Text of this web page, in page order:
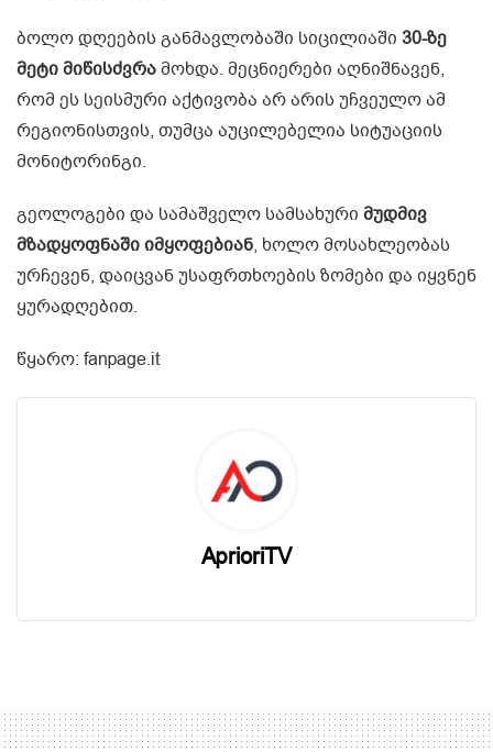
ბოლო დღეების განმავლობაში სიცილიაში 30-ზე
მეტი მიწისძვრამოხდა. მეცნიერები აღნიშნავენ,
რომ ეს სეისმური აქტივობა არ არის უჩვეულო ამ
რეგიონისთვის, თუმცა აუცილებელია სიტუაციის
მონიტორინგი.
გეოლოგები და სამაშველო სამსახური მუდმივ
მზადყოფნაში იმყოფებიან, ხოლო მოსახლეობას
ურჩევენ, დაიცვან უსაფრთხოების ზომები და იყვნენ
ყურადღებით.
წყარო: fanpage.it
AprioriTV